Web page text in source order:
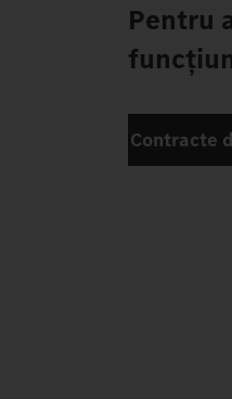
Pentru
Contracte